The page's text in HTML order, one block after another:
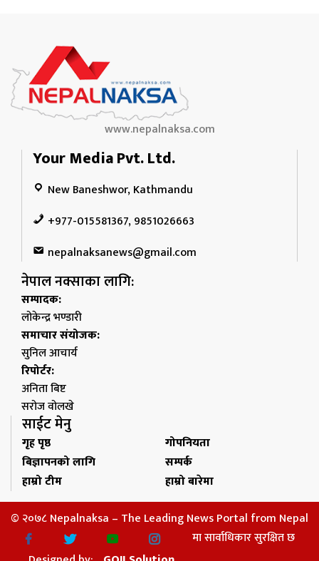
www.nepalnaksa.com
Your Media Pvt. Ltd.
New Baneshwor, Kathmandu
+977-015581367, 9851026663
nepalnaksanews@gmail.com
नेपाल नक्साका लागि:
सम्पादक:
लोकेन्द्र भण्डारी
समाचार संयोजक:
सुनिल आचार्य
रिपोर्टर:
अनिता बिष्ट
सरोज वोलखे
साईट मेनु
गृह पृष्ठ
गोपनियता
बिज्ञापनको लागि
सम्पर्क
हाम्रो टीम
हाम्रो बारेमा
© २०७८ Nepalnaksa – The Leading News Portal from Nepal
मा सार्वाधिकार सुरक्षित छ